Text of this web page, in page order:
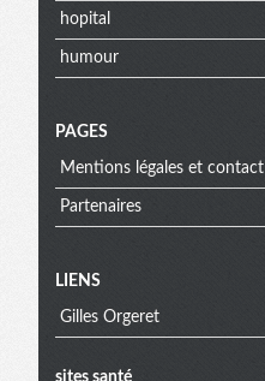
hopital
humour
PAGES
Mentions légales et contact
Partenaires
Menu
LIENS
Gilles Orgeret
sites santé